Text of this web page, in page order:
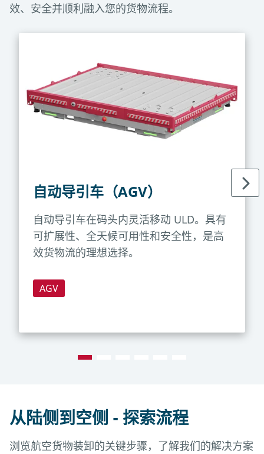
效、安全并顺利融入您的货物流程。
自动导引车（AGV）
自动导引车在码头内灵活移动 ULD。具有
可扩展性、全天候可用性和安全性，是高
效货物流的理想选择。
AGV
从陆侧到空侧 - 探索流程
浏览航空货物装卸的关键步骤，了解我们的解决方案